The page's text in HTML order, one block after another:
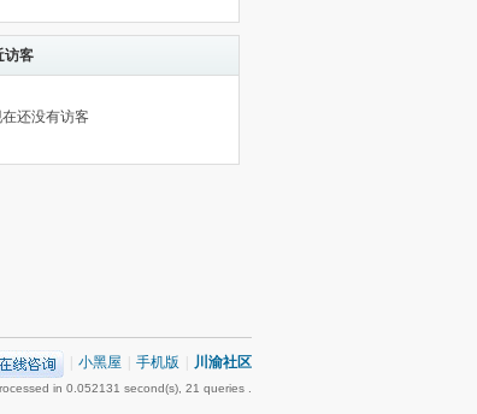
访客
还没有访客
小黑屋 手机版 川渝社区
in 0.052131 second(s), 21 queries .